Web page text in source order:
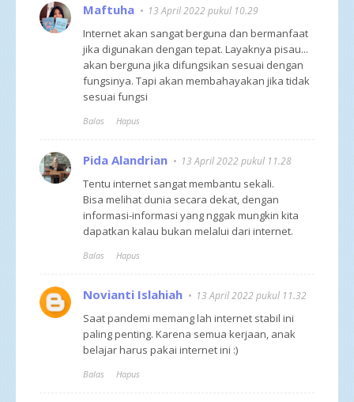
Maftuha 13 April 2022 pukul 10.29
Internet akan sangat berguna dan bermanfaat
jika digunakan dengan tepat. Layaknya pisau...
akan berguna jika difungsikan sesuai dengan
fungsinya. Tapi akan membahayakan jika tidak
sesuai fungsi
Balas Hapus
Pida Alandrian 13 April 2022 pukul 11.28
Tentu internet sangat membantu sekali.
Bisa melihat dunia secara dekat, dengan
informasi-informasi yang nggak mungkin kita
dapatkan kalau bukan melalui dari internet.
Balas Hapus
Novianti Islahiah 13 April 2022 pukul 11.32
Saat pandemi memang lah internet stabil ini
paling penting. Karena semua kerjaan, anak
belajar harus pakai internet ini :)
Balas Hapus